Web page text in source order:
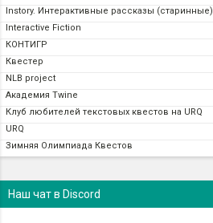
Instory. Интерактивные рассказы (старинные)
Interactive Fiction
КОНТИГР
Квестер
NLB project
Академия Twine
Клуб любителей текстовых квестов на URQ
URQ
Зимняя Олимпиада Квестов
Наш чат в Discord